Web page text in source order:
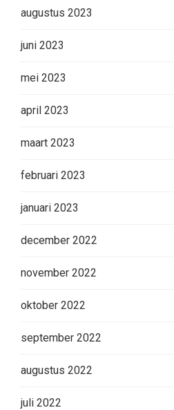
augustus 2023
juni 2023
mei 2023
april 2023
maart 2023
februari 2023
januari 2023
december 2022
november 2022
oktober 2022
september 2022
augustus 2022
juli 2022